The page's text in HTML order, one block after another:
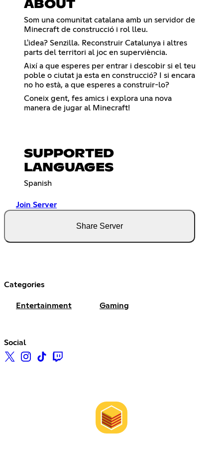
ABOUT
Som una comunitat catalana amb un servidor de
Minecraft de construcció i rol lleu.
L'idea? Senzilla. Reconstruir Catalunya i altres
parts del territori al joc en superviència.
Així a que esperes per entrar i descobir si el teu
poble o ciutat ja esta en construcció? I si encara
no ho està, a que esperes a construir-lo?
Coneix gent, fes amics i explora una nova
manera de jugar al Minecraft!
SUPPORTED
LANGUAGES
Spanish
Join Server
Share Server
Categories
Entertainment Gaming
Social